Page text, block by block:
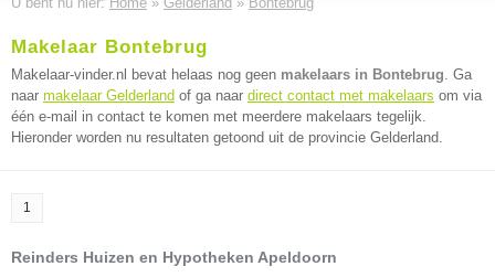
Makelaar Bontebrug
Makelaar-vinder.nl bevat helaas nog geen makelaars in Bontebrug. Ga
naar makelaar Gelderland of ga naar direct contact met makelaars om via
één e-mail in contact te komen met meerdere makelaars tegelijk.
Hieronder worden nu resultaten getoond uit de provincie Gelderland.
1
Reinders Huizen en Hypotheken Apeldoorn